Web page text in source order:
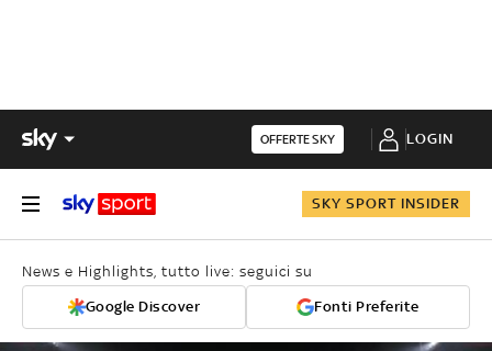
OFFERTE SKY LOGIN
SKY SPORT INSIDER
News e Highlights, tutto live: seguici su
Google Discover Fonti Preferite